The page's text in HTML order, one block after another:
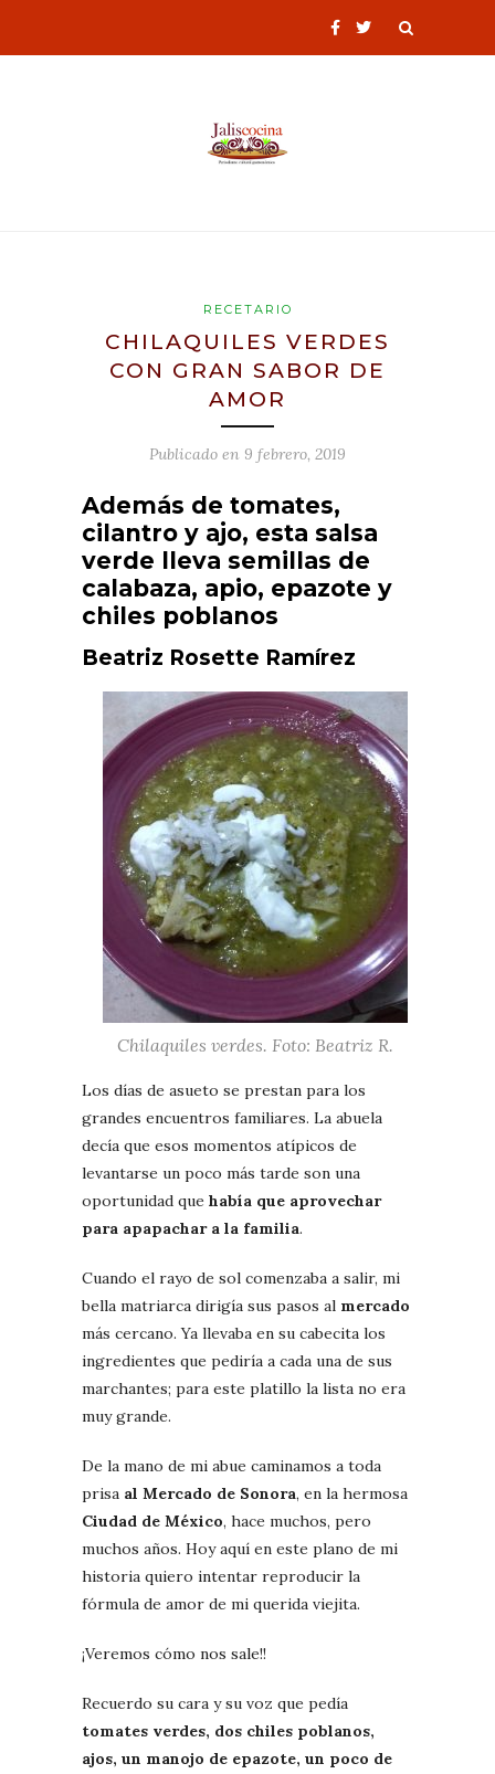
RECETARIO
CHILAQUILES VERDES
CON GRAN SABOR DE
AMOR
Publicado en 9 febrero, 2019
Además de tomates,
cilantro y ajo, esta salsa
verde lleva semillas de
calabaza, apio, epazote y
chiles poblanos
Beatriz Rosette Ramírez
Chilaquiles verdes. Foto: Beatriz R.
Los días de asueto se prestan para los
grandes encuentros familiares. La abuela
decía que esos momentos atípicos de
levantarse un poco más tarde son una
oportunidad que había que aprovechar
para apapachar a la familia.
Cuando el rayo de sol comenzaba a salir, mi
bella matriarca dirigía sus pasos al mercado
más cercano. Ya llevaba en su cabecita los
ingredientes que pediría a cada una de sus
marchantes; para este platillo la lista no era
muy grande.
De la mano de mi abue caminamos a toda
prisa al Mercado de Sonora, en la hermosa
Ciudad de México, hace muchos, pero
muchos años. Hoy aquí en este plano de mi
historia quiero intentar reproducir la
fórmula de amor de mi querida viejita.
¡Veremos cómo nos sale!!
Recuerdo su cara y su voz que pedía
tomates verdes, dos chiles poblanos,
ajos, un manojo de epazote, un poco de